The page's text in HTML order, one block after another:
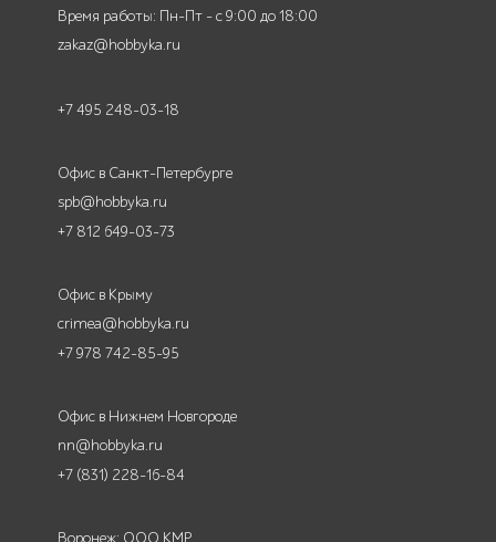
Время работы: Пн-Пт - с 9:00 до 18:00
zakaz@hobbyka.ru
+7 495 248-03-18
Офис в Санкт-Петербурге
spb@hobbyka.ru
+7 812 649-03-73
Офис в Крыму
crimea@hobbyka.ru
+7 978 742-85-95
Офис в Нижнем Новгороде
nn@hobbyka.ru
+7 (831) 228-16-84
Воронеж: ООО КМР